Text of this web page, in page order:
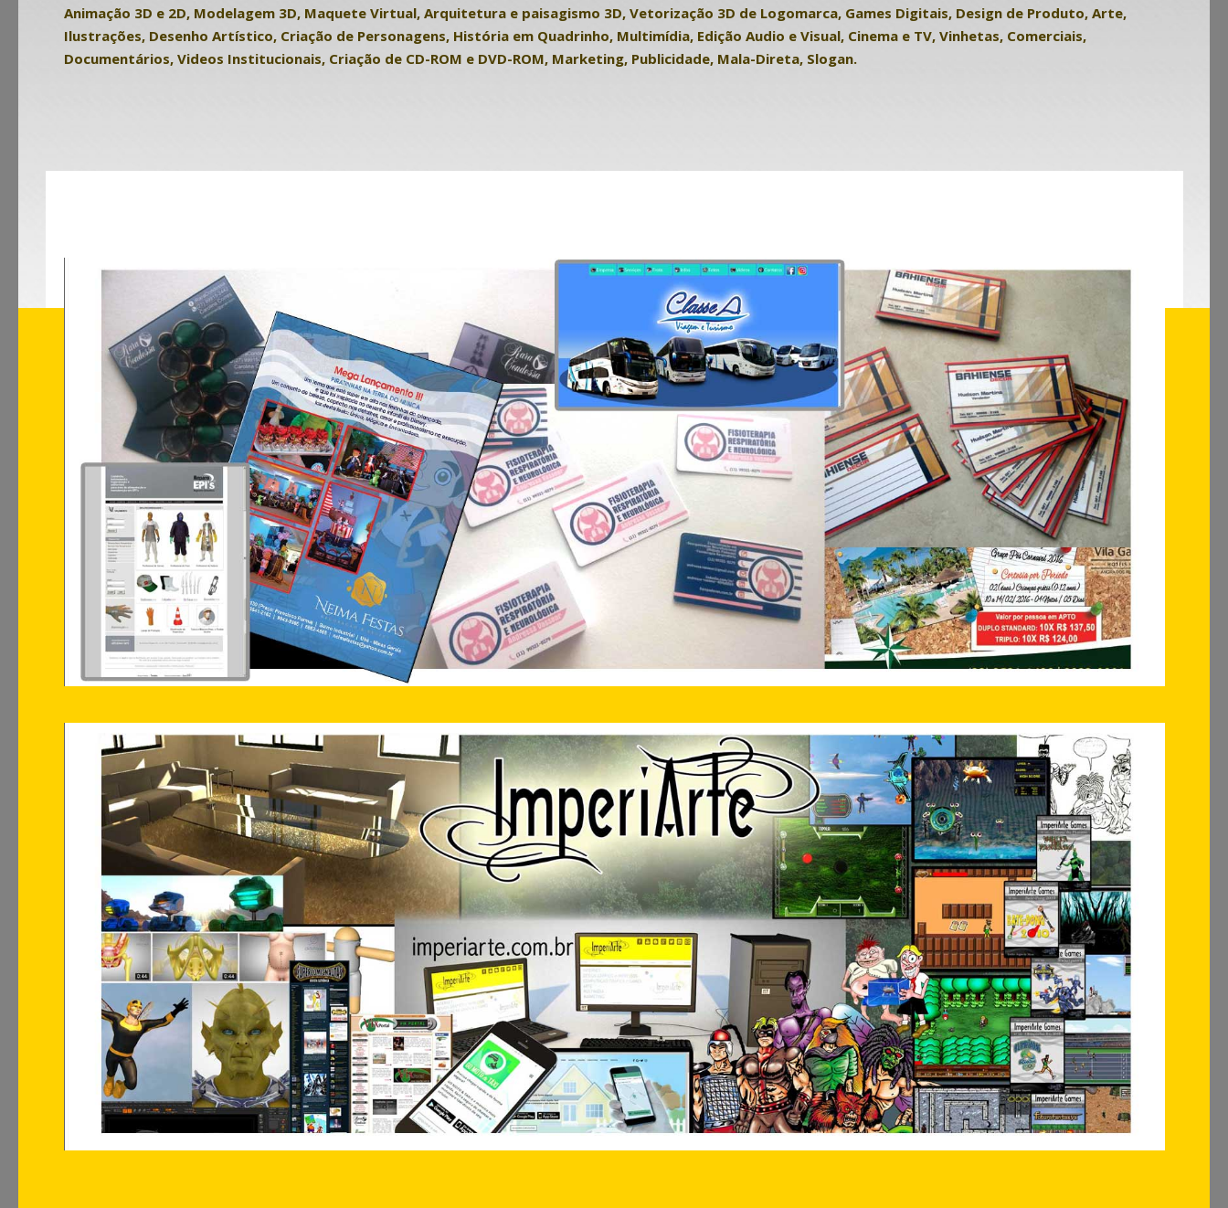
Animação 3D e 2D, Modelagem 3D, Maquete Virtual, Arquitetura e paisagismo 3D, Vetorização 3D de Logomarca, Games Digitais, Design de Produto, Arte,
Ilustrações, Desenho Artístico, Criação de Personagens, História em Quadrinho, Multimídia, Edição Audio e Visual, Cinema e TV, Vinhetas, Comerciais,
Documentários, Videos Institucionais, Criação de CD-ROM e DVD-ROM, Marketing, Publicidade, Mala-Direta, Slogan.